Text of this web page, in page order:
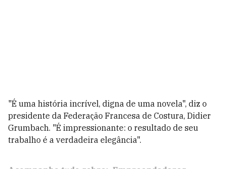
"É uma história incrível, digna de uma novela", diz o
presidente da Federação Francesa de Costura, Didier
Grumbach. "É impressionante: o resultado de seu
trabalho é a verdadeira elegância".